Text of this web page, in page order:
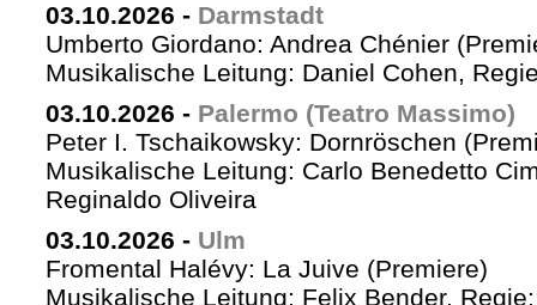
03.10.2026 - Darmstadt
Umberto Giordano: Andrea Chénier
Musikalische Leitung: Daniel Cohen,
03.10.2026 - Palermo (Teatro Massimo)
Peter I. Tschaikowsky: Dornröschen
Musikalische Leitung: Carlo Benedetto
Reginaldo Oliveira
03.10.2026 - Ulm
Fromental Halévy: La Juive (Premiere)
Musikalische Leitung: Felix Bender,